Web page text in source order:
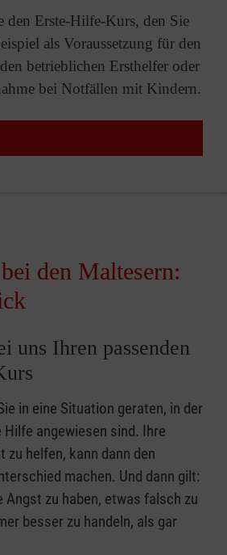
den Erste-Hilfe-Kurs, den Sie
als Voraussetzung für den
betrieblichen Ersthelfer oder
bei Notfällen mit Kindern.
den Maltesern:
uns Ihren passenden
in eine Situation geraten, in der
angewiesen sind. Ihre
helfen, kann dann den
machen. Und dann gilt:
Angst zu haben, etwas falsch zu
besser zu handeln, als gar